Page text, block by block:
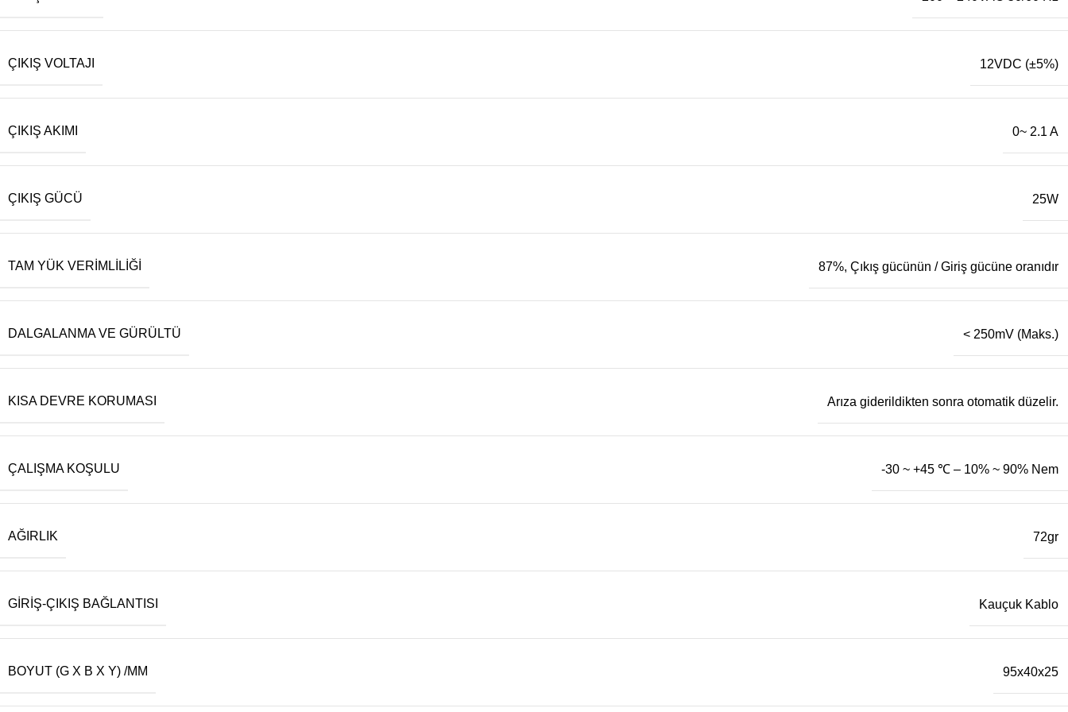
ÇIKIŞ VOLTAJI 12VDC (±5%)
ÇIKIŞ AKIMI 0~ 2.1 A
ÇIKIŞ GÜCÜ 25W
TAM YÜK VERIMLILIĞI 87%, Çıkış gücünün / Giriş gücüne oranıdır
DALGALANMA VE GÜRÜLTÜ < 250mV (Maks.)
KISA DEVRE KORUMASI Arıza giderildikten sonra otomatik düzelir.
ÇALIŞMA KOŞULU -30 ~ +45 ℃ – 10% ~ 90% Nem
AĞIRLIK 72gr
GIRIŞ-ÇIKIŞ BAĞLANTISI Kauçuk Kablo
BOYUT (G X B X Y) /MM 95x40x25